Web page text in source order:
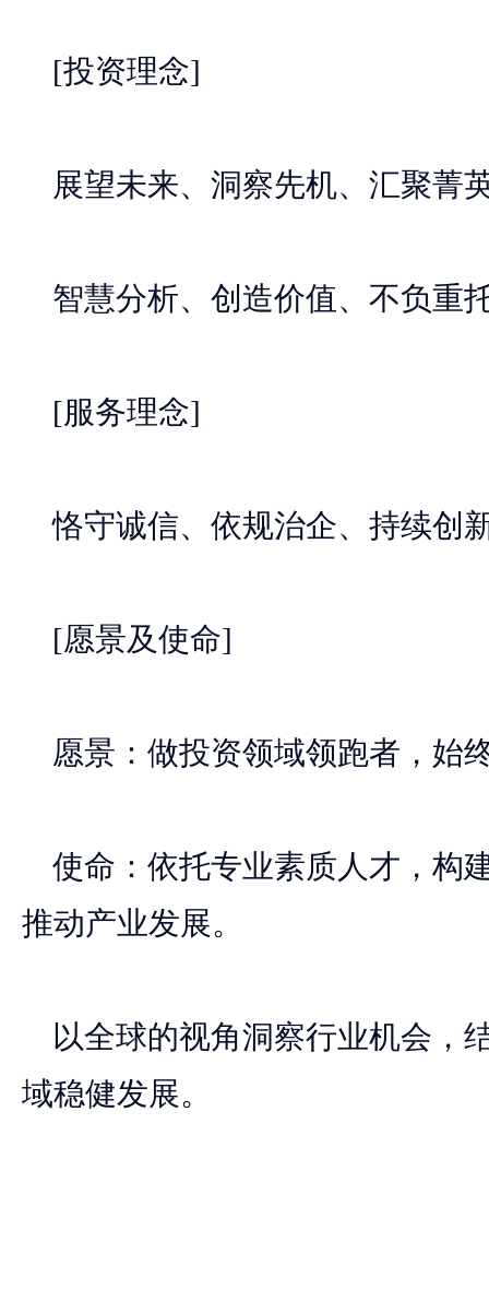
[投资理念]
展望未来、洞察先机、汇聚菁
智慧分析、创造价值、不负重
[服务理念]
恪守诚信、依规治企、持续创
[愿景及使命]
愿景：做投资领域领跑者，始
使命：依托专业素质人才，构
推动产业发展。
以全球的视角洞察行业机会，
域稳健发展。